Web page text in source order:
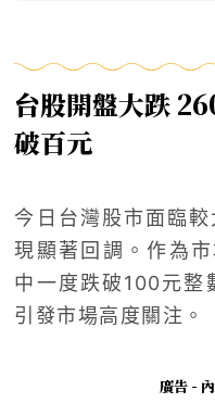
台股開盤大跌
破百元
今日台灣股市面臨
現顯著回調。作為
中一度跌破100元整
引發市場高度關注。
廣告 -